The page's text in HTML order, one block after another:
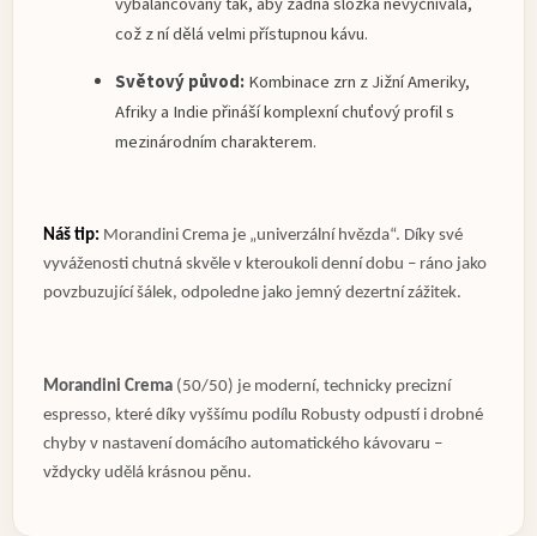
což z ní dělá velmi přístupnou kávu.
Světový původ:Kombinace zrn z Jižní Ameriky,
Afriky a Indie přináší komplexní chuťový profil s
mezinárodním charakterem.
Náš tip: Morandini Crema je „univerzální hvězda“. Díky své
vyváženosti chutná skvěle v kteroukoli denní dobu – ráno jako
povzbuzující šálek, odpoledne jako jemný dezertní zážitek.
Morandini Crema (50/50) je moderní, technicky precizní
espresso, které díky vyššímu podílu Robusty odpustí i drobné
chyby v nastavení domácího automatického kávovaru –
vždycky udělá krásnou pěnu.